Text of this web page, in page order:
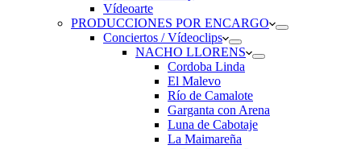
Vídeoarte
PRODUCCIONES POR ENCARGO
Conciertos / Vídeoclips
NACHO LLORENS
Cordoba Linda
El Malevo
Río de Camalote
Garganta con Arena
Luna de Cabotaje
La Maimareña